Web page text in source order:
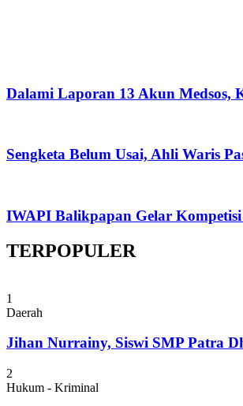
Dalami Laporan 13 Akun Medsos,
Sengketa Belum Usai, Ahli Waris
IWAPI Balikpapan Gelar
TERPOPULER
1
Daerah
Jihan Nurrainy, Siswi SMP Patra
2
Hukum - Kriminal